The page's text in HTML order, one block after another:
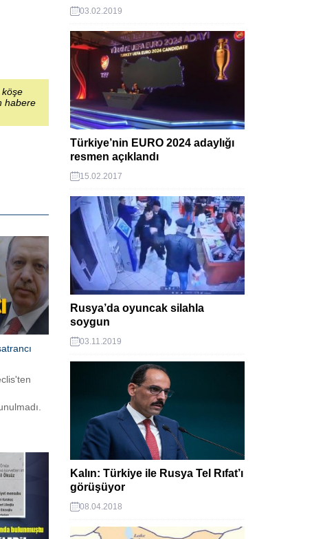
köşe
habere
03.02.2019
Türkiye’nin EURO 2024 adaylığı
resmen açıklandı
15.02.2017
Rusya’da oyuncak silahla
soygun
03.11.2019
Kalın: Türkiye ile Rusya Tel Rıfat’ı
görüşüyor
08.04.2018